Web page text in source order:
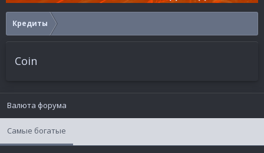
Кредиты
Coin
Валюта форума
Самые богатые